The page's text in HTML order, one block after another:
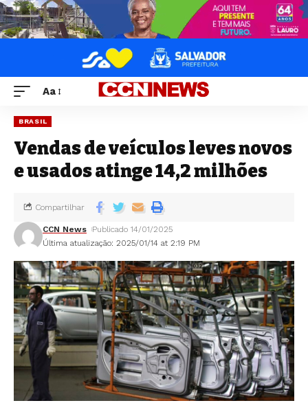
Aa
BRASIL
Vendas de veículos leves novos
e usados atinge 14,2 milhões
Última atualização: 2025/01/14 at 2:19 PM
CCN News Publicado 14/01/2025
Compartilhar